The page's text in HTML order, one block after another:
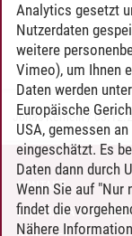
Jonas Kernein/
KONTAKT
LEUPHANA ALS
Analytics gesetzt
Nutzerdaten
weitere
Vimeo), um Ihnen
Daten werden
Europäische
USA, gemessen
eingeschätzt. Es
Daten dann durch
Wenn Sie auf "Nur
findet die
Nähere